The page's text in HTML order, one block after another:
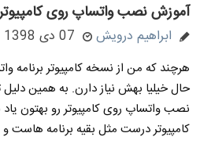
آموزش نصب واتساپ روی
ابراهیم درویش 07 دی 1398
هرچند که من از نسخه کامپیوتر برنامه
حال خیلیا بهش نیاز دارن. به همین
نصب واتساپ روی کامپیوتر رو بهتون
کامپیوتر درست مثل بقیه برنامه هاست